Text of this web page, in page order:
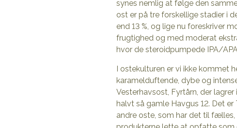
synes nemlig at følge den
ost er på tre forskellige stadier i
end 13 %, og lige nu foreskriver
frugtighed og med moderat
hvor de steroidpumpede IPA/
I ostekulturen er vi ikke kommet
karamelduftende, dybe og
Vesterhavsost, Fyrtårn, der
halvt så gamle Havgus 12. Det
andre oste, som har det til